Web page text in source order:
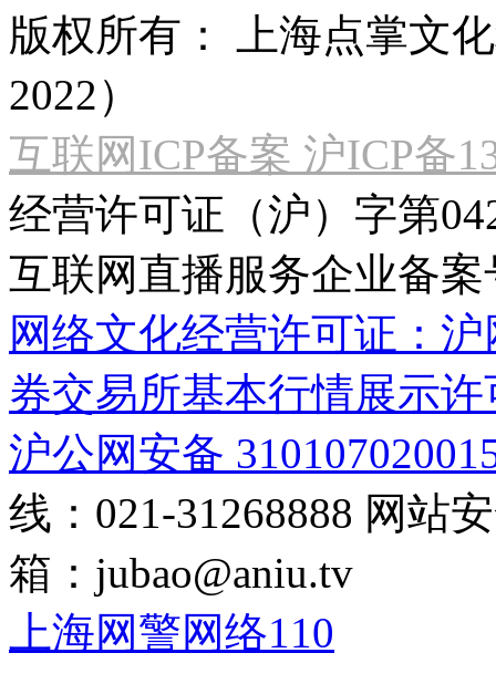
版权所有：
上海点掌文
2022）
互联网ICP备案 沪ICP备
经营许可证（沪）字第
互联网直播服务企业备案
网络文化经营许可证：
券交易所基本行情展示许
沪公网安备
线：021-31268888 网站
箱： jubao@aniu.tv
上海网警网络110